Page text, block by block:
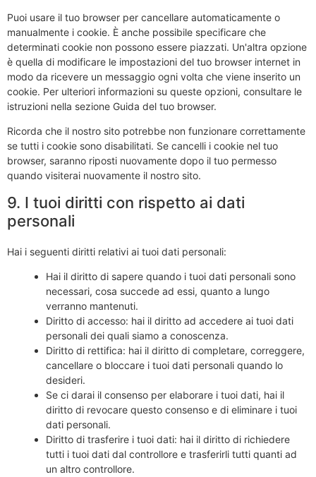
Puoi usare il tuo browser per cancellare automaticamente o
manualmente i cookie. È anche possibile specificare che
determinati cookie non possono essere piazzati. Un'altra opzione
è quella di modificare le impostazioni del tuo browser internet in
modo da ricevere un messaggio ogni volta che viene inserito un
cookie. Per ulteriori informazioni su queste opzioni, consultare le
istruzioni nella sezione Guida del tuo browser.
Ricorda che il nostro sito potrebbe non funzionare correttamente
se tutti i cookie sono disabilitati. Se cancelli i cookie nel tuo
browser, saranno riposti nuovamente dopo il tuo permesso
quando visiterai nuovamente il nostro sito.
9. I tuoi diritti con rispetto ai dati
personali
Hai i seguenti diritti relativi ai tuoi dati personali:
Hai il diritto di sapere quando i tuoi dati personali sono
necessari, cosa succede ad essi, quanto a lungo
verranno mantenuti.
Diritto di accesso: hai il diritto ad accedere ai tuoi dati
personali dei quali siamo a conoscenza.
Diritto di rettifica: hai il diritto di completare, correggere,
cancellare o bloccare i tuoi dati personali quando lo
desideri.
Se ci darai il consenso per elaborare i tuoi dati, hai il
diritto di revocare questo consenso e di eliminare i tuoi
dati personali.
Diritto di trasferire i tuoi dati: hai il diritto di richiedere
tutti i tuoi dati dal controllore e trasferirli tutti quanti ad
un altro controllore.